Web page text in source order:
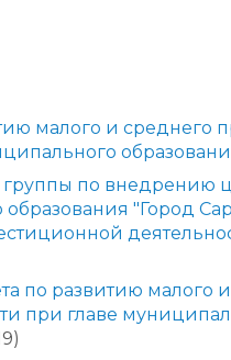
малого и
группы по внедрению
"Город
по развитию малого
при главе